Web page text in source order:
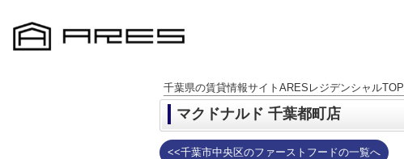
千葉県の賃貸情報サイトARESレジデンシャルTOP
マクドナルド 千葉都町店
<<千葉市中央区のファーストフードの一覧へ